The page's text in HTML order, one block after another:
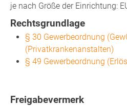
je nach Größe der Einrichtung:
Rechtsgrundlage
§ 30 Gewerbeordnung
(Privatkrankenanstalten)
§ 49 Gewerbeordnung
Freigabevermerk